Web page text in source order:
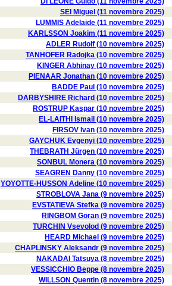
SEI Miguel (11 novembre 2025)
LUMMIS Adelaide (11 novembre 2025)
KARLSSON Joakim (11 novembre 2025)
ADLER Rudolf (10 novembre 2025)
TANHOFER Radojka (10 novembre 2025)
KINGER Abhinay (10 novembre 2025)
PIENAAR Jonathan (10 novembre 2025)
BADDE Paul (10 novembre 2025)
DARBYSHIRE Richard (10 novembre 2025)
ROSTRUP Kaspar (10 novembre 2025)
EL-LAITHI Ismail (10 novembre 2025)
FIRSOV Ivan (10 novembre 2025)
GAYCHUK Evgenyi (10 novembre 2025)
THEBRATH Jürgen (10 novembre 2025)
SONBUL Monera (10 novembre 2025)
SEAGREN Danny (10 novembre 2025)
YOYOTTE-HUSSON Adeline (10 novembre 2025)
STROBLOVA Jana (9 novembre 2025)
EVSTATIEVA Stefka (9 novembre 2025)
RINGBOM Göran (9 novembre 2025)
TURCHIN Vsevolod (9 novembre 2025)
HEARD Michael (9 novembre 2025)
CHAPLINSKY Aleksandr (9 novembre 2025)
NAKADAI Tatsuya (8 novembre 2025)
VESSICCHIO Beppe (8 novembre 2025)
WILLSON Quentin (8 novembre 2025)